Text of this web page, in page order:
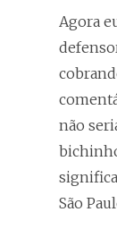
Agora
não
São